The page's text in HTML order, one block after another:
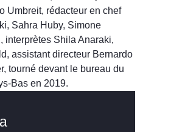
Umbreit, rédacteur en chef
Sahra Huby, Simone
interprètes Shila Anaraki,
assistant directeur Bernardo
tourné devant le bureau du
Bas en 2019.